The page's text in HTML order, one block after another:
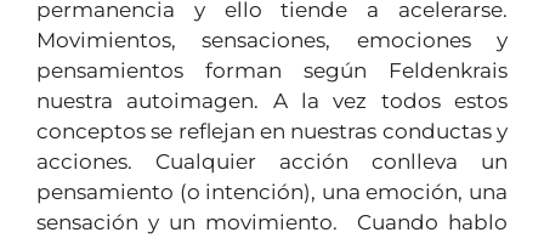
permanencia y ello tiende a acelerarse.
Movimientos, sensaciones, emociones y
pensamientos forman según Feldenkrais
nuestra autoimagen. A la vez todos estos
conceptos se reflejan en nuestras conductas y
acciones. Cualquier acción conlleva un
pensamiento (o intención), una emoción, una
sensación y un movimiento. Cuando hablo